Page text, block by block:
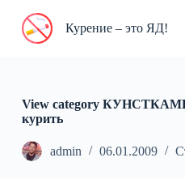
П
и
к
у
Курение – это ЯД!
View category
курить
admin 06.01.2009